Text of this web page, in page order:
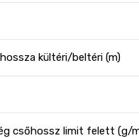
kültéri/beltéri (m)
csőhossz limit felett (g/